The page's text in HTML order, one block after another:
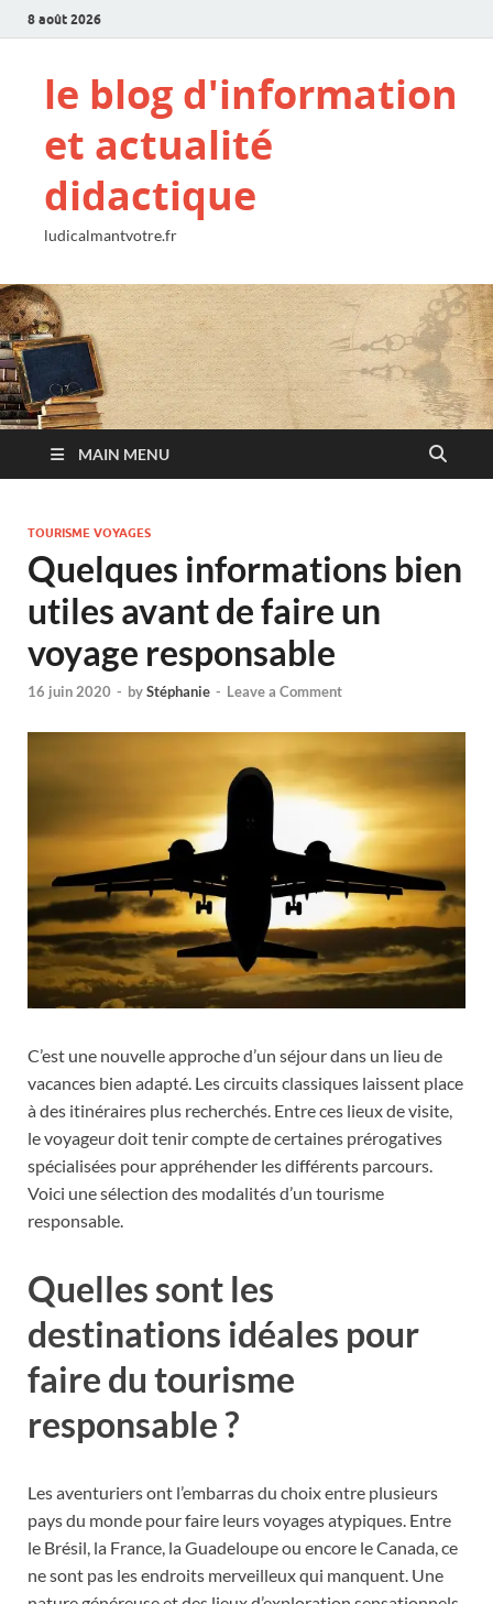
8 août 2026
le blog d'information
et actualité
didactique
ludicalmantvotre.fr
MAIN MENU
TOURISME VOYAGES
Quelques informations bien
utiles avant de faire un
voyage responsable
16 juin 2020 - byStéphanie - Leave a Comment
C’est une nouvelle approche d’un séjour dans un lieu de
vacances bien adapté. Les circuits classiques laissent place
à des itinéraires plus recherchés. Entre ces lieux de visite,
le voyageur doit tenir compte de certaines prérogatives
spécialisées pour appréhender les différents parcours.
Voici une sélection des modalités d’un tourisme
responsable.
Quelles sont les
destinations idéales pour
faire du tourisme
responsable ?
Les aventuriers ont l’embarras du choix entre plusieurs
pays du monde pour faire leurs voyages atypiques. Entre
le Brésil, la France, la Guadeloupe ou encore le Canada, ce
ne sont pas les endroits merveilleux qui manquent. Une